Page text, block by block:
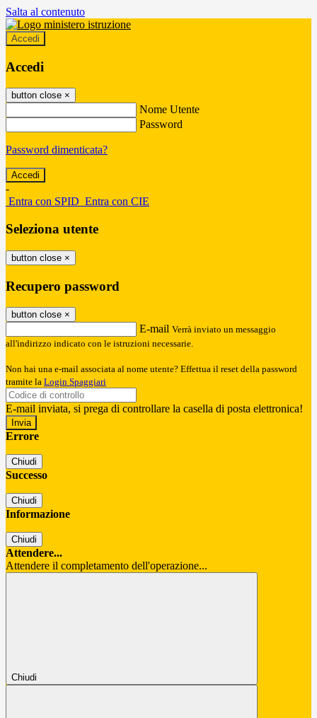
Salta al contenuto
Accedi
Accedi
button close ×
Nome Utente
Password
Password dimenticata?
-
Entra con SPID Entra con CIE
Seleziona utente
button close ×
Recupero password
button close ×
E-mail Verrà inviato un messaggio
all'indirizzo indicato con le istruzioni necessarie.
Non hai una e-mail associata al nome utente? Effettua il reset della password
tramite la Login Spaggiari
E-mail inviata, si prega di controllare la casella di posta elettronica!
Errore
Chiudi
Successo
Chiudi
Informazione
Chiudi
Attendere...
Attendere il completamento dell'operazione...
Chiudi